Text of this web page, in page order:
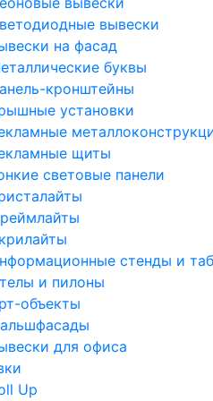
вывески
на фасад
буквы
кронштейны
установки
щиты
световые панели
стенды и
и пилоны
объекты
для офиса
Up